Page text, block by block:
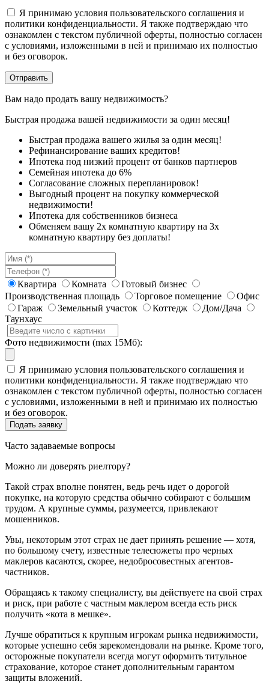
Я принимаю условия пользовательского соглашения и
политики конфиденциальности. Я также подтверждаю что
ознакомлен с текстом публичной оферты, полностью согласен
с условиями, изложенными в ней и принимаю их полностью
и без оговорок.
Вам надо продать вашу недвижимость?
Быстрая продажа вашей недвижимости за один месяц!
Быстрая продажа вашего жилья за один месяц!
Рефинансирование ваших кредитов!
Ипотека под низкий процент от банков партнеров
Семейная ипотека до 6%
Согласование сложных перепланировок!
Выгодный процент на покупку коммерческой
недвижимости!
Ипотека для собственников бизнеса
Обменяем вашу 2х комнатную квартиру на 3х
комнатную квартиру без доплаты!
Квартира Комната
Готовый бизнес
Производственная площадь
Торговое помещение
Офис
Гараж
Земельный участок Коттедж
Дом/Дача
Таунхаус
Фото недвижимости (max 15Мб):
Я принимаю условия пользовательского соглашения и
политики конфиденциальности. Я также подтверждаю что
ознакомлен с текстом публичной оферты, полностью согласен
с условиями, изложенными в ней и принимаю их полностью
и без оговорок.
Часто задаваемые вопросы
Можно ли доверять риелтору?
Такой страх вполне понятен, ведь речь идет о дорогой
покупке, на которую средства обычно собирают с большим
трудом. А крупные суммы, разумеется, привлекают
мошенников.
Увы, некоторым этот страх не дает принять решение — хотя,
по большому счету, известные телесюжеты про черных
маклеров касаются, скорее, недобросовестных агентов-
частников.
Обращаясь к такому специалисту, вы действуете на свой страх
и риск, при работе с частным маклером всегда есть риск
получить «кота в мешке».
Лучше обратиться к крупным игрокам рынка недвижимости,
которые успешно себя зарекомендовали на рынке. Кроме того,
осторожные покупатели всегда могут оформить титульное
страхование, которое станет дополнительным гарантом
защиты вложений.